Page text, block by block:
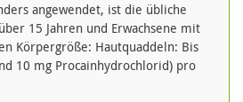
angewendet, ist die übliche
15 Jahren und Erwachsene mit
Körpergröße: Hautquaddeln: Bis
10 mg Procainhydrochlorid) pro